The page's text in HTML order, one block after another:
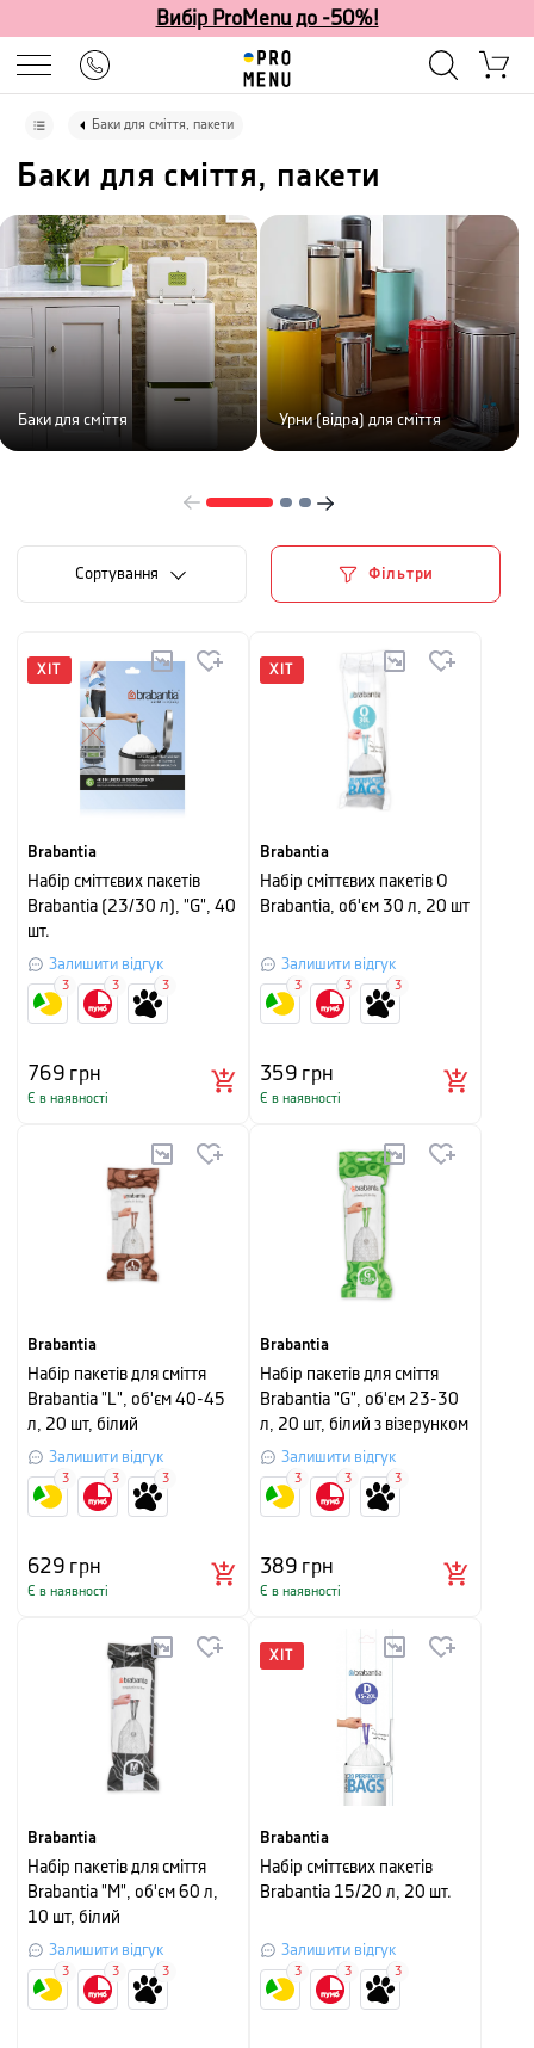
Вибір ProMenu до -50%!
Баки для сміття, пакети
Баки для сміття, пакети
Баки для сміття Урни (відра) для сміття
Сортування Фільтри
ХІТ
Brabantia
Набір сміттєвих пакетів
Brabantia (23/30 л), "G", 40
шт.
Залишити відгук
769грн
Є в наявності
3 3 3
ХІТ
Brabantia
Набір сміттєвих пакетів O
Brabantia, об'єм 30 л, 20 шт
Залишити відгук
359грн
Є в наявності
3 3 3
Brabantia
Набір пакетів для сміття
Brabantia "L", об'єм 40-45
л, 20 шт, білий
Залишити відгук
629грн
Є в наявності
3 3 3
Brabantia
Набір пакетів для сміття
Brabantia "G", об'єм 23-30
л, 20 шт, білий з візерунком
Залишити відгук
389грн
Є в наявності
3 3 3
Brabantia
Набір пакетів для сміття
Brabantia "М", об'єм 60 л,
10 шт, білий
Залишити відгук
3 3 3
ХІТ
Brabantia
Набір сміттєвих пакетів
Brabantia 15/20 л, 20 шт.
Залишити відгук
3 3 3